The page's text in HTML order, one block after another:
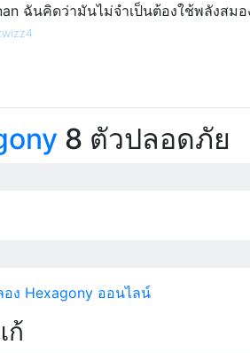
ฉันคิดว่ามันไม่จำเป็นต้องใช้พลังสมอ
8 ตัวปลอดภัย
อง Hexagony ออนไลน์
ก้